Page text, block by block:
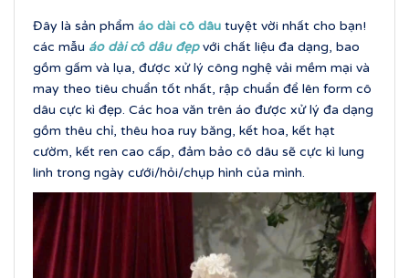
Đây là sản phẩm áo dài cô dâu tuyệt vời nhất cho bạn!
các mẫu áo dài cô dâu đẹpvới chất liệu đa dạng, bao
gồm gấm và lụa, được xử lý công nghệ vải mềm mại và
may theo tiêu chuẩn tốt nhất, rập chuẩn để lên form cô
dâu cực kì đẹp. Các hoa văn trên áo được xử lý đa dạng
gồm thêu chỉ, thêu hoa ruy băng, kết hoa, kết hạt
cườm, kết ren cao cấp, đảm bảo cô dâu sẽ cực kì lung
linh trong ngày cưới/hỏi/chụp hình của mình.